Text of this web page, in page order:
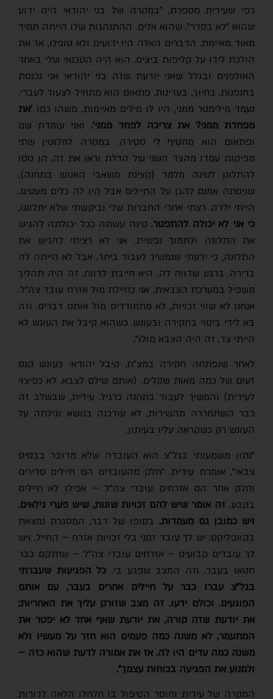
כפי שעידית מספרת, "במקרה של בני יהודאי היה ידוע
שהוא "לא בסדר". שהוא אלים. ההתנהגות שלו הייתה תמיד
מאוד מאיימת. הדברים האלה היו ידועים ולא טופלו, אז את
הולכת לידו על קליפות ביצים. הוא היה הטכנאי שלי באחד
האולפנים ובגלל שאני יודעת שזה בני יהודאי אני נכנסת
בחנפנות, בחיוך, בעדינות. פתאום הוא מתחיל לצעוד לעברי.
נעמד מילימטר ממני, היו לו מילים מאיימות. משהו כמו 'את
מפחדת ממני? את צריכה לפחד ממני'.ואני עומדת שם
ופתאום הוא מחטיף לי סטירה. במקרה לחלוטין שתי
מפיקות עמדו מהצד השני של הדלת וראו את זה. הן טסו
להתלונן לטינה מלמד (קצינת משאבי האנוש בתחנה),
שניסתה אמנם להגן על החיילים אבל היו לה כלים מעטים.
הייתי ילדה. רצתי אחרי החברות שלי וביקשתי שלא יתלוננו,
כי אני לא יכולה להתפטר. טינה עשתה ככל יכולתה להגיש
את התלונה ולתמוך נפשית. אני לא רציתי להגיש את
התלונה, כי ידעתי שנמשיך לעבוד ביחד. אבל לא הייתה לה
ברירה. ברגע שדווח לה, היא חייבת לדווח. זה היה תהליך
משפיל במערכת הצבאית, אני כחיילת מול אזרח עובד צה"ל.
אנחנו לא שווי זכויות, לא מתמודדים מול אותם דברים. וזה
בא לידי ביטוי בחקירה ובעונש. כשהוא קיבל את העונש לא
הייתי צד, זה היה הצבא מולו".
לאחר שנפתחה חקירה במצ"ח, קיבל יהודאי כעונש קנס
זעום של כמה מאות שקלים, (אותם שילם לצבא, לא כפיצוי
לעידית) והמשיך לעבוד בתחנה כרגיל. עידית, שבשלב זה
כבר השתחררה מהשירות, לא עודכנה בנושא וגילתה על
העונש רק כשקראה עליו בעיתון.
"נתון משמעותי בגל"צ הוא העובדה שלא מדובר בבסיס
צבאי", אומרת עידית. "חלק מהעובדים הם חיילים סדירים
וחלק אחר הם אזרחים עובדי צה"ל – אפילו לא חיילים
בקבע.זה אומר שיש להם זכויות שונות, שיש פערי גילאים.
ויש כמובן גם מעמדות.בסופו של דבר, המסגרת נמצאת
בקונפליקט: יש לך עובד זמני בלי זכויות אזרח – החייל, ויש
לך עובדים קבועים – אזרחים עובדי צה"ל – שחלקם כבר
חטאו בעבר. וזה המצב שפגע בי. כל הפגיעות שעברתי
בגל"צ עברו כבר על חיילים אחרים בעבר, עם אותם
הפוגעים. וכולם ידעו. זה מצב שזורק עליך את האחריות:
את יודעת שזה קורה, את יודעת שאף אחד לא יפטר את
המתעמר, לא משנה כמה פעמים הוא חזר על מעשיו ולא
משנה כמה עדים היו לה. אז את אמורה לדעת שהוא כזה –
ולמנוע את הפגיעה בכוחות עצמך".
המקרה של עידית וחוסר הטיפול בו חלחלו הלאה לדורות